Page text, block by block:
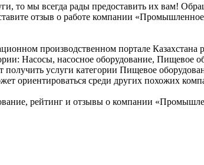
то мы всегда рады предоставить их вам!
отзыв о работе компании
производственном портале
Насосы, насосное оборудование,
получить услуги категории Пищевое
ориентироваться среди других похожих
рейтинг и отзывы о компании